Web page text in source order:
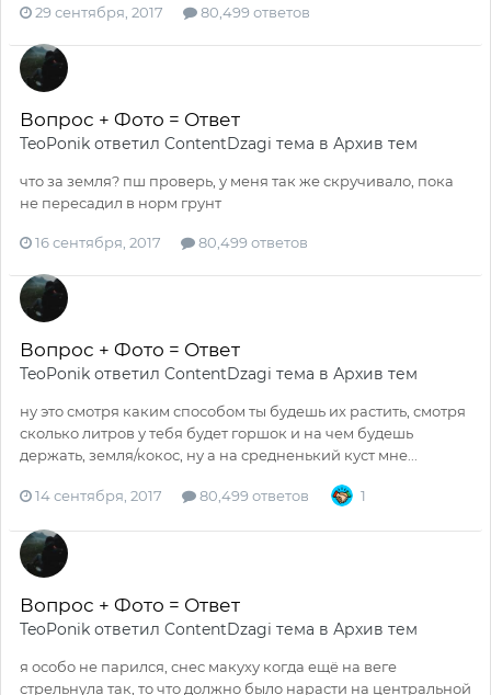
29 сентября, 2017 80,499 ответов
Вопрос + Фото = Ответ
TeoPonik ответил ContentDzagi тема в Архив тем
что за земля? пш проверь, у меня так же скручивало, пока
не пересадил в норм грунт
16 сентября, 2017 80,499 ответов
Вопрос + Фото = Ответ
TeoPonik ответил ContentDzagi тема в Архив тем
ну это смотря каким способом ты будешь их растить, смотря
сколько литров у тебя будет горшок и на чем будешь
держать, земля/кокос, ну а на средненький куст мне...
14 сентября, 2017 80,499 ответов 1
Вопрос + Фото = Ответ
TeoPonik ответил ContentDzagi тема в Архив тем
я особо не парился, снес макуху когда ещё на веге
стрельнула так, то что должно было нарасти на центральной